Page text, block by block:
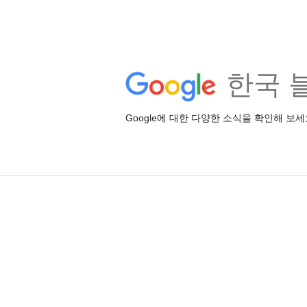
한국
Google에 대한 다양한 소식을 확인해 보세